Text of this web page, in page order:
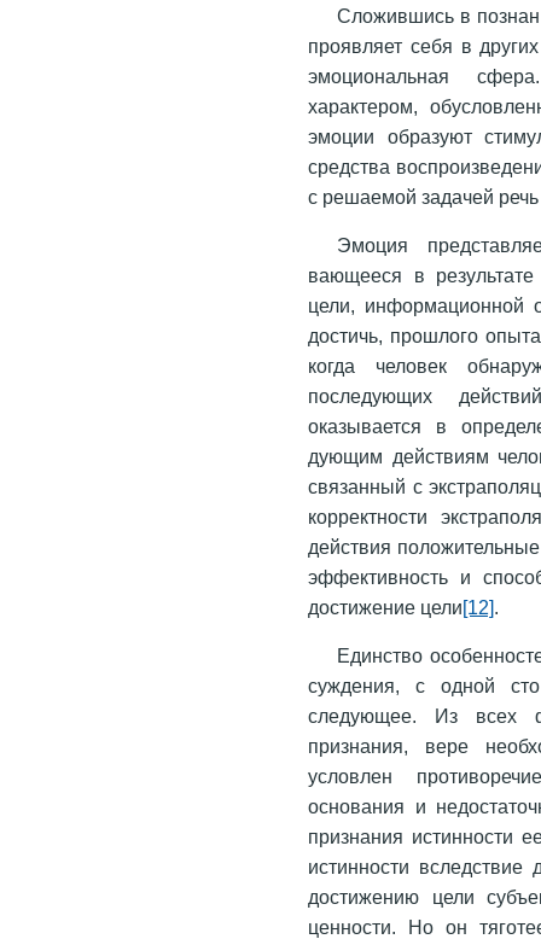
Сложившись в
проявляет себя в
эмоциональная
характером,
эмоции образуют
средства
с решаемой задачей
Эмоция
вающееся в результате
цели, информационной
достичь, прошлого
когда человек
последующих
оказывается в
дующим действиям
связанный с
корректности
действия
эффективность и
достижение цели[12].
Единство
суждения, с одной
следующее. Из всех
признания, вере
условлен
основания и
признания истинности
истинности вследствие
достижению цели
ценности. Но он